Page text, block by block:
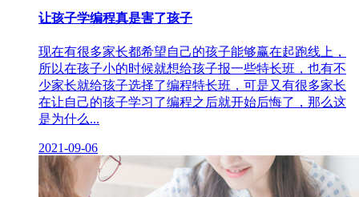
让孩子学编程真是害了孩子
现在有很多家长都希望自己的孩子能够赢在起跑线上，
所以在孩子小的时候就想给孩子报一些特长班，也有不
少家长就给孩子选择了编程特长班，可是又有很多家长
在让自己的孩子学习了编程之后就开始后悔了，那么这
是为什么...
2021-09-06